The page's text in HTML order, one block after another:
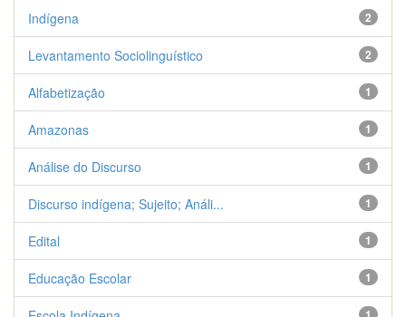
2
Indígena
2
Levantamento Sociolinguístico
1
Alfabetização
1
Amazonas
1
Análise do Discurso
1
Discurso indígena; Sujeito; Análi...
1
Edital
1
Educação Escolar